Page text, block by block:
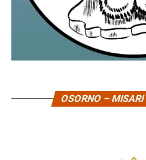
OSORNO – MISARI